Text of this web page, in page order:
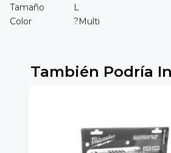
Tamaño
L
Color
?Multi
También Podría